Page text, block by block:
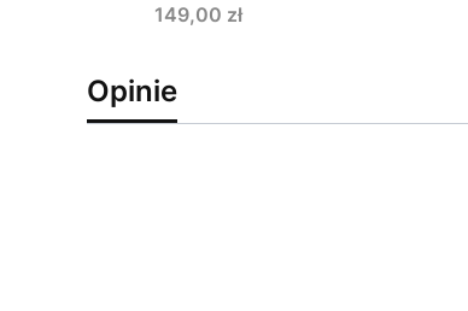
Cena
149,00 zł
Opinie